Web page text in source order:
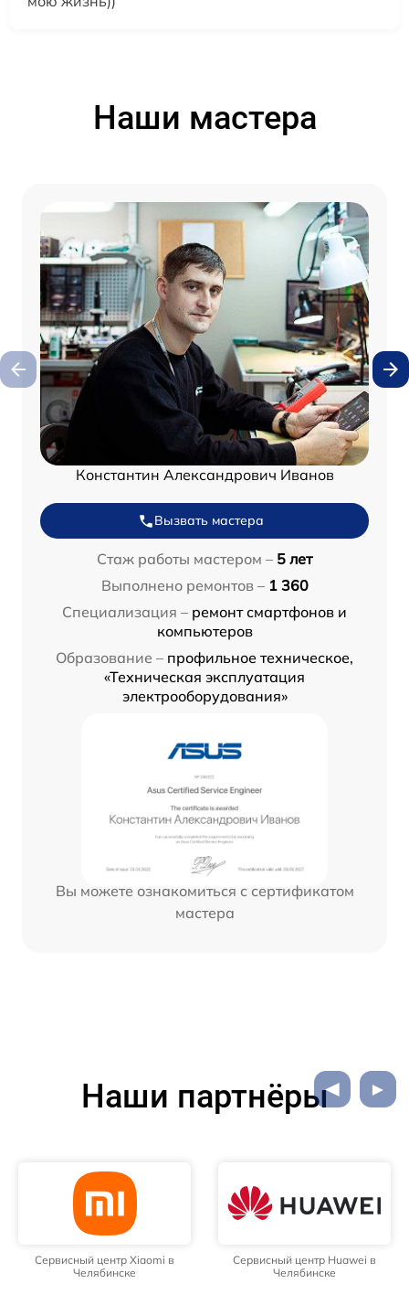
Наши мастера
Константин Александрович Иванов
Вызвать мастера
Стаж работы мастером – 5 лет
Выполнено ремонтов – 1 360
Специализация – ремонт смартфонов и
компьютеров
Образование – профильное техническое,
«Техническая эксплуатация
электрооборудования»
Вы можете ознакомиться с сертификатом
мастера
Наши партнёры
Сервисный центр Xiaomi в
Челябинске
Сервисный центр Huawei в
Челябинске